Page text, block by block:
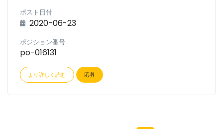
ポスト日付
2020-06-23
ポジション番号
po-016131
より詳しく読む 応募